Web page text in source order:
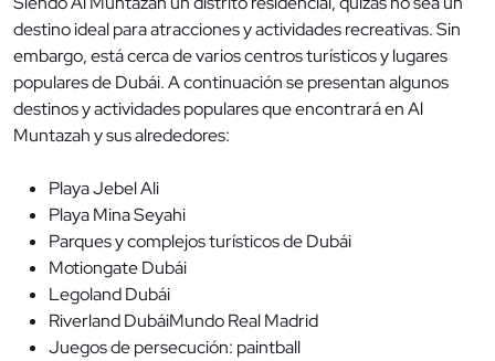
destino ideal para atracciones y actividades recreativas. Sin
embargo, está cerca de varios centros turísticos y lugares
populares de Dubái. A continuación se presentan algunos
destinos y actividades populares que encontrará en Al
Muntazah y sus alrededores:
Playa Jebel Ali
Playa Mina Seyahi
Parques y complejos turísticos de Dubái
Motiongate Dubái
Legoland Dubái
Riverland DubáiMundo Real Madrid
Juegos de persecución: paintball